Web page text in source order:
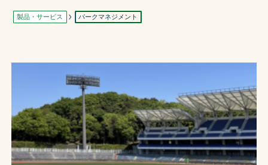
会社概要
お問合せ
お取引先の皆様へ
プライバシーポリシー
製品・サービス パークマネジメント